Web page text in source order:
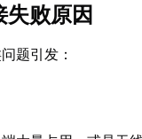
败原因
题引发：